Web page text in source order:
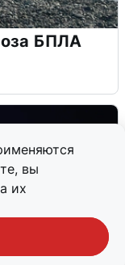
вы
их
БПЛА